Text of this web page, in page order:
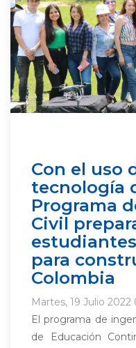
Con el uso
tecnología
Programa
Civil
para
Colombia
Martes, 19 Julio 2022
El programa de
de Educación